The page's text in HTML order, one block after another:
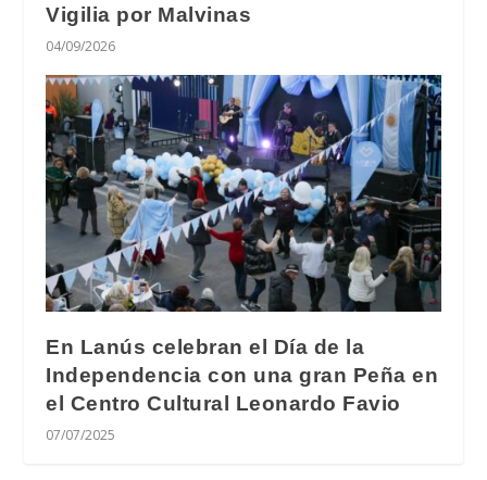
Vigilia por Malvinas
04/09/2026
En Lanús celebran el Día de la
Independencia con una gran Peña en
el Centro Cultural Leonardo Favio
07/07/2025